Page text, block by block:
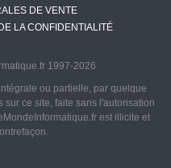
DE VENTE
LA CONFIDENTIALITÉ
1997-2026
ou partielle, par quelque
ce site, faite sans l'autorisation
est illicite et